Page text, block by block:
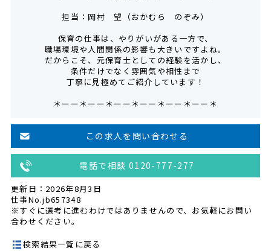
担当：岡村 望（おかむら のぞみ）
保育の仕事は、やりがいがある一方で、
職場環境や人間関係の影響も大きいですよね。
だからこそ、元保育士としての経験を活かし、
条件だけでなく雰囲気や相性まで
丁寧に見極めてご紹介しています！
＊ーー＊ーー＊ーー＊ーー＊ーー＊ーー＊
この求人を問い合わせる
電話で相談 0120-777-277
更新日：2026年8月3日
仕事No.jb657348
※すぐに選考に進むわけではありませんので、お気軽にお問い
合わせください。
検索結果一覧に戻る